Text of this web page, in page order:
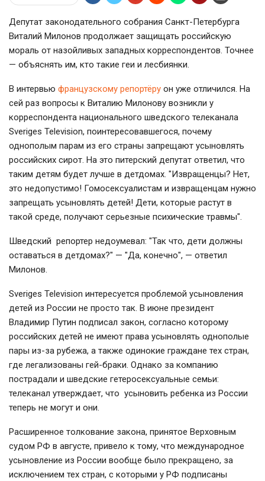
Депутат законодательного собрания Санкт-Петербурга
Виталий Милонов продолжает защищать российскую
мораль от назойливых западных корреспондентов. Точнее
— объяснять им, кто такие геи и лесбиянки.
В интервью французскому репортёру он уже отличился. На
сей раз вопросы к Виталию Милонову возникли у
корреспондента национального шведского телеканала
Sveriges Television, поинтересовавшегося, почему
однополым парам из его страны запрещают усыновлять
российских сирот. На это питерский депутат ответил, что
таким детям будет лучше в детдомах. "Извращенцы? Нет,
это недопустимо! Гомосексуалистам и извращенцам нужно
запрещать усыновлять детей! Дети, которые растут в
такой среде, получают серьезные психические травмы".
Шведский репортер недоумевал: "Так что, дети должны
оставаться в детдомах?" — "Да, конечно", — ответил
Милонов.
Sveriges Television интересуется проблемой усыновления
детей из России не просто так. В июне президент
Владимир Путин подписал закон, согласно которому
российских детей не имеют права усыновлять однополые
пары из-за рубежа, а также одинокие граждане тех стран,
где легализованы гей-браки. Однако за компанию
пострадали и шведские гетеросексуальные семьи:
телеканал утверждает, что усыновить ребенка из России
теперь не могут и они.
Расширенное толкование закона, принятое Верховным
судом РФ в августе, привело к тому, что международное
усыновление из России вообще было прекращено, за
исключением тех стран, с которыми у РФ подписаны